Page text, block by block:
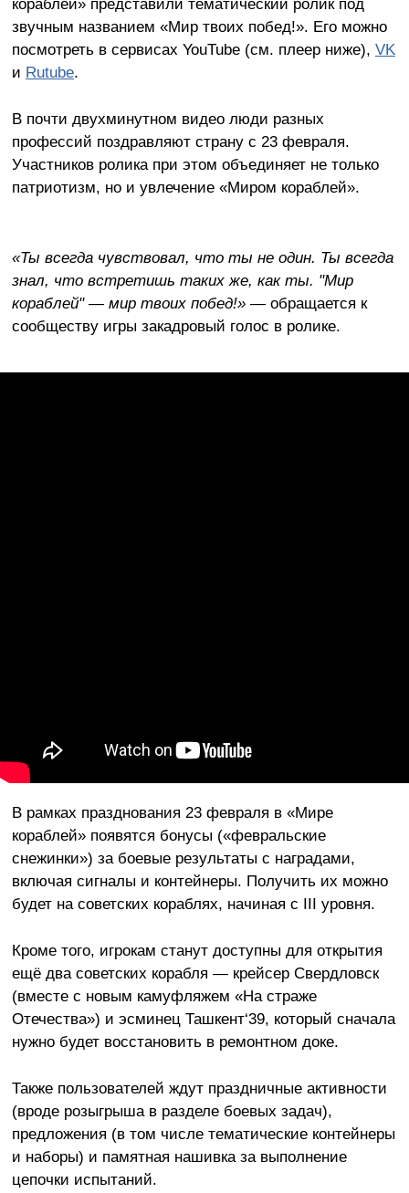
звучным названием «Мир твоих побед!». Его можно
посмотреть в сервисах YouTube (см. плеер ниже), VK
и Rutube.
В почти двухминутном видео люди разных
профессий поздравляют страну с 23 февраля.
Участников ролика при этом объединяет не только
патриотизм, но и увлечение «Миром кораблей».
«Ты всегда чувствовал, что ты не один. Ты всегда
знал, что встретишь таких же, как ты. "Мир
кораблей" — мир твоих побед!»— обращается к
сообществу игры закадровый голос в ролике.
В рамках празднования 23 февраля в «Мире
кораблей» появятся бонусы («февральские
снежинки») за боевые результаты с наградами,
включая сигналы и контейнеры. Получить их можно
будет на советских кораблях, начиная с III уровня.
Кроме того, игрокам станут доступны для открытия
ещё два советских корабля — крейсер Свердловск
(вместе с новым камуфляжем «На страже
Отечества») и эсминец Ташкент‘39, который сначала
нужно будет восстановить в ремонтном доке.
Также пользователей ждут праздничные активности
(вроде розыгрыша в разделе боевых задач),
предложения (в том числе тематические контейнеры
и наборы) и памятная нашивка за выполнение
цепочки испытаний.